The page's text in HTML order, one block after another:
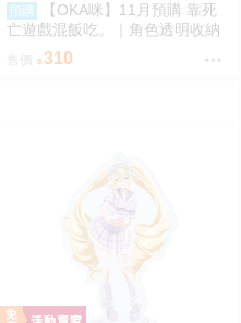
預購
【OKA咪】11月預購 靠死
亡遊戲混飯吃。｜角色透明收納
夾 02/ (新繪插畫) (御城)
售價 310